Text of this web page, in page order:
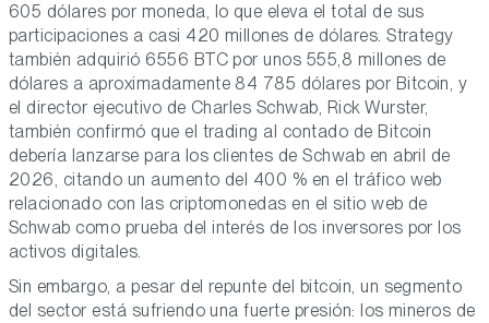
605 dólares por moneda, lo que eleva el total de sus
participaciones a casi 420 millones de dólares. Strategy
también adquirió 6556 BTC por unos 555,8 millones de
dólares a aproximadamente 84 785 dólares por Bitcoin, y
el director ejecutivo de Charles Schwab, Rick Wurster,
también confirmó que el trading al contado de Bitcoin
debería lanzarse para los clientes de Schwab en abril de
2026, citando un aumento del 400 % en el tráfico web
relacionado con las criptomonedas en el sitio web de
Schwab como prueba del interés de los inversores por los
activos digitales.
Sin embargo, a pesar del repunte del bitcoin, un segmento
del sector está sufriendo una fuerte presión: los mineros de